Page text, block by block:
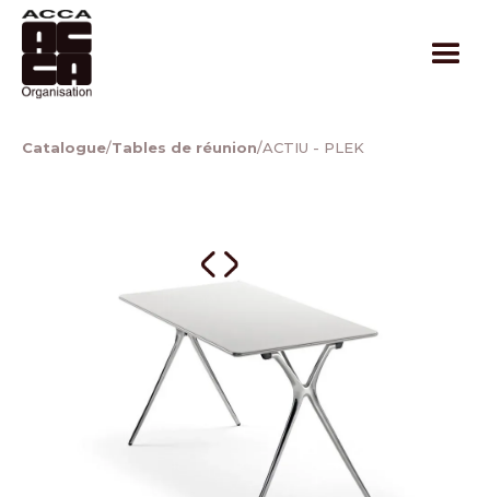
Catalogue/Tables de réunion/ACTIU - PLEK